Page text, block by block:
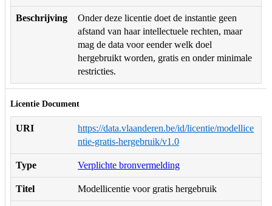
Beschrijving
Onder deze licentie doet de instantie geen
afstand van haar intellectuele rechten, maar
mag de data voor eender welk doel
hergebruikt worden, gratis en onder minimale
restricties.
Licentie Document
URI
https://data.vlaanderen.be/id/licentie/modellice
ntie-gratis-hergebruik/v1.0
Type Verplichte bronvermelding
Titel Modellicentie voor gratis hergebruik